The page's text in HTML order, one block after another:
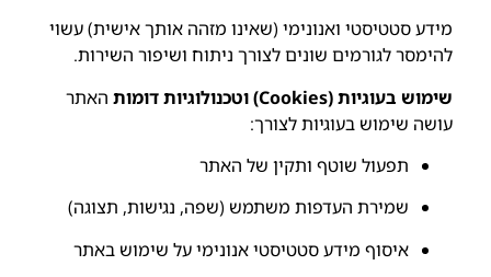
מידע סטטיסטי ואנונימי (שאינו מזהה אותך אישית) עשוי
להימסר לגורמים שונים לצורך ניתוח ושיפור השירות.
שימוש בעוגיות (Cookies) וטכנולוגיות דומות
האתר
עושה שימוש בעוגיות לצורך:
תפעול שוטף ותקין של האתר
שמירת העדפות משתמש (שפה, נגישות, תצוגה)
איסוף מידע סטטיסטי אנונימי על שימוש באתר